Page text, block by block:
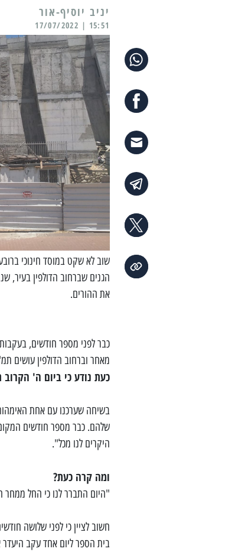
יניב יוסיף-אור
15:51 | 17/07/2022
שוב לא שקט במוסד חינוכי
הגנים שברחוב הדולפין בעיר,
את ההורים.
כבר לפני מספר חודשים,
מאחר וברחוב הדולפין עושים
כעת נודע כי ביום ה'
בשיחה שערכנו עם אחת האימהות
שלהם. כבר מספר חודשים
היקרים לנו מכל".
ומה קרה כעת?
"היום התברר לנו כי החל
חשוב לציין כי לפני שלושה
בית הספר ליום אחד עקב